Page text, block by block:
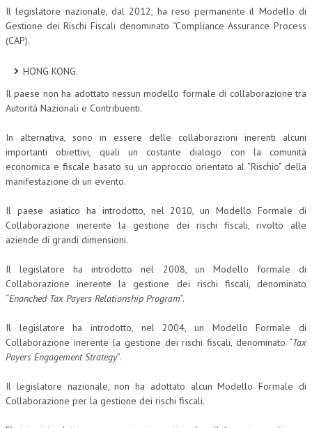
Il legislatore nazionale, dal 2012, ha reso permanente il Modello di
Gestione dei Rischi Fiscali denominato “Compliance Assurance Process
(CAP).
HONG KONG.
Il paese non ha adottato nessun modello formale di collaborazione tra
Autorità Nazionali e Contribuenti.
In alternativa, sono in essere delle collaborazioni inerenti alcuni
importanti obiettivi, quali un costante dialogo con la comunità
economica e fiscale basato su un approccio orientato al “Rischio” della
manifestazione di un evento.
Il paese asiatico ha introdotto, nel 2010, un Modello Formale di
Collaborazione inerente la gestione dei rischi fiscali, rivolto alle
aziende di grandi dimensioni.
Il legislatore ha introdotto nel 2008, un Modello formale di
Collaborazione inerente la gestione dei rischi fiscali, denominato
“Enanched Tax Payers Relationship Program”.
Il legislatore ha introdotto, nel 2004, un Modello Formale di
Collaborazione inerente la gestione dei rischi fiscali, denominato “Tax
Payers Engagement Strategy”.
Il legislatore nazionale, non ha adottato alcun Modello Formale di
Collaborazione per la gestione dei rischi fiscali.